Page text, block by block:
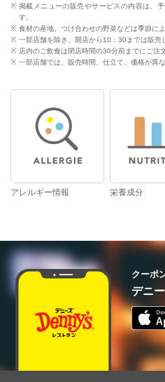
掲載メニューの販売やサービスの内容は、
す。
食材の産地、つけ合わせの野菜などは季節に
一部店舗を除き、開店から10：30までは販売
店内のご飲食は閉店時間の30分前までにご注
一部店舗では、販売時間、仕立て、価格が異
アレルギー情報 栄養成分
クーポ
デニ